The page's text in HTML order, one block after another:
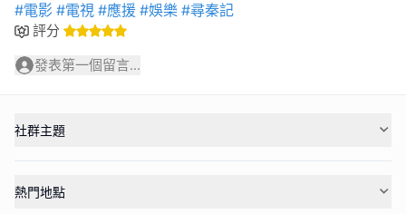
#電影 #電視 #應援 #娛樂 #尋秦記
評分
發表第一個留言...
社群主題
熱門地點